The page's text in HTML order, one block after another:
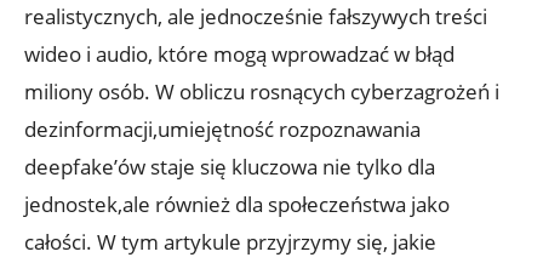
realistycznych, ale jednocześnie fałszywych treści
wideo ⁤i audio, które mogą wprowadzać w błąd
miliony osób. W obliczu rosnących cyberzagrożeń i
dezinformacji,umiejętność​ rozpoznawania
deepfake’ów staje się kluczowa nie tylko ⁤dla
jednostek,ale również dla społeczeństwa jako
całości. W tym artykule przyjrzymy się, jakie